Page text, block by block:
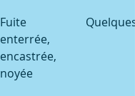
Fuite
enterrée,
encastrée,
noyée
Quelques